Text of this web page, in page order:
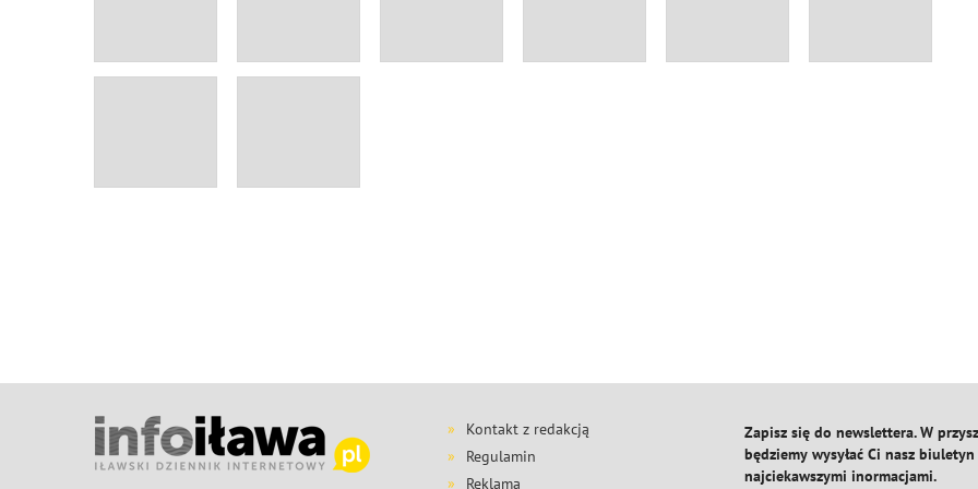
Kontakt z redakcją
Regulamin
Reklama
Zapisz się do newslettera. W
będziemy wysyłać Ci nasz biuletyn
najciekawszymi inormacjami.